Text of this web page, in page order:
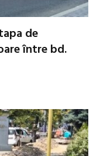
de
între bd.